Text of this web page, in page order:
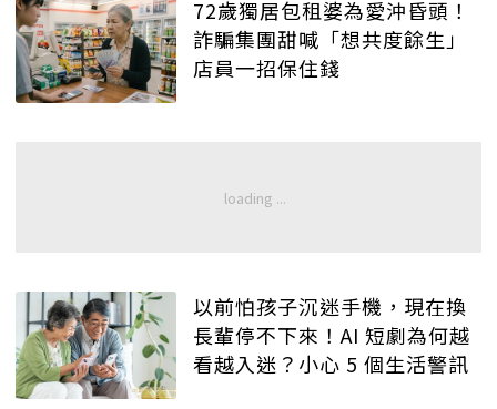
72歲獨居包租婆為愛沖昏頭！
詐騙集團甜喊「想共度餘生」
店員一招保住錢
以前怕孩子沉迷手機，現在換
長輩停不下來！AI 短劇為何越
看越入迷？小心 5 個生活警訊